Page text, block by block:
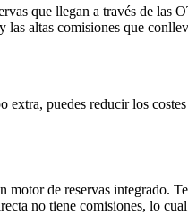
que llegan a través de las
altas comisiones que
extra, puedes reducir los
de reservas integrado.
no tiene comisiones, lo